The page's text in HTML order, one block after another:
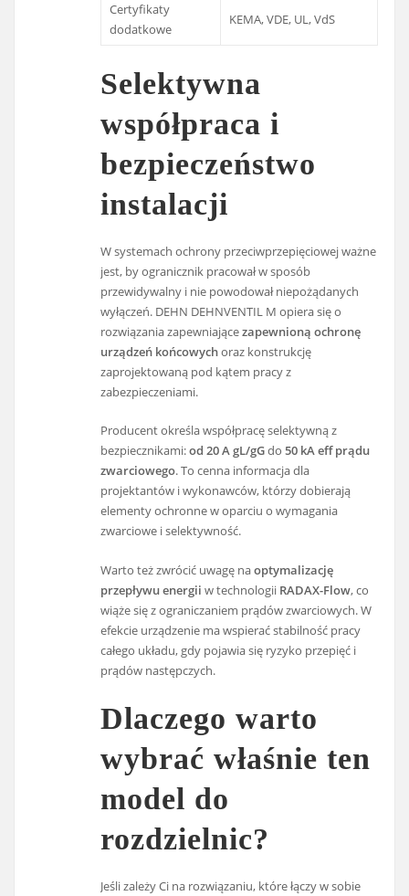
Certyfikaty
dodatkowe
KEMA, VDE, UL, VdS
Selektywna
współpraca i
bezpieczeństwo
instalacji
W systemach ochrony przeciwprzepięciowej ważne
jest, by ogranicznik pracował w sposób
przewidywalny i nie powodował niepożądanych
wyłączeń. DEHN DEHNVENTIL M opiera się o
rozwiązania zapewniającezapewnioną ochronę
urządzeń końcowychoraz konstrukcję
zaprojektowaną pod kątem pracy z
zabezpieczeniami.
Producent określa współpracę selektywną z
bezpiecznikami:od 20 A gL/gGdo50 kA eff prądu
zwarciowego. To cenna informacja dla
projektantów i wykonawców, którzy dobierają
elementy ochronne w oparciu o wymagania
zwarciowe i selektywność.
Warto też zwrócić uwagę naoptymalizację
przepływu energii w technologii RADAX-Flow, co
wiąże się z ograniczaniem prądów zwarciowych. W
efekcie urządzenie ma wspierać stabilność pracy
całego układu, gdy pojawia się ryzyko przepięć i
prądów następczych.
Dlaczego warto
wybrać właśnie ten
model do
rozdzielnic?
Jeśli zależy Ci na rozwiązaniu, które łączy w sobie